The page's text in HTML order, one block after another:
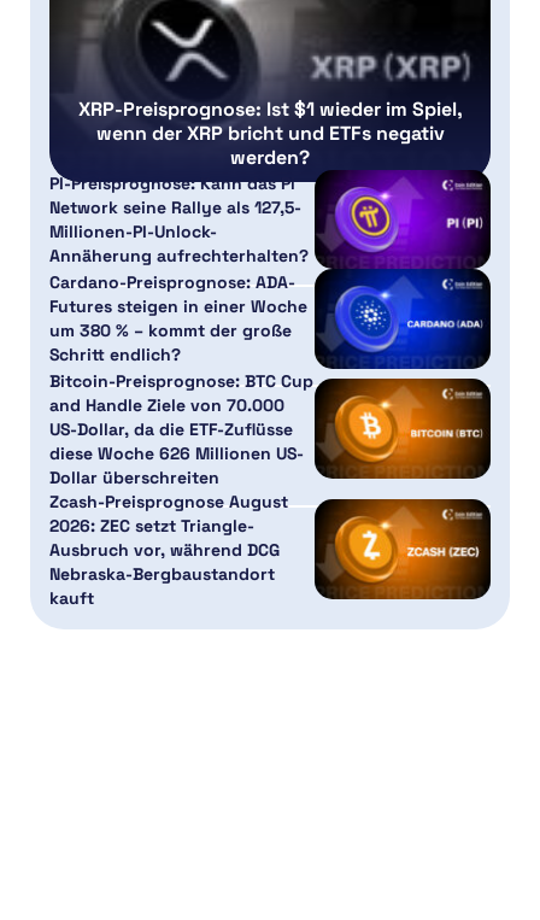
XRP-Preisprognose: Ist $1 wieder im Spiel,
wenn der XRP bricht und ETFs negativ
werden?
PI-Preisprognose: Kann das Pi
Network seine Rallye als 127,5-
Millionen-PI-Unlock-
Annäherung aufrechterhalten?
Cardano-Preisprognose: ADA-
Futures steigen in einer Woche
um 380 % – kommt der große
Schritt endlich?
Bitcoin-Preisprognose: BTC Cup
and Handle Ziele von 70.000
US-Dollar, da die ETF-Zuflüsse
diese Woche 626 Millionen US-
Dollar überschreiten
Zcash-Preisprognose August
2026: ZEC setzt Triangle-
Ausbruch vor, während DCG
Nebraska-Bergbaustandort
kauft